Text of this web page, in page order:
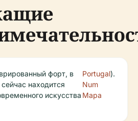
форт, в
находится
искусства
Portugal
Num
Mapa
).